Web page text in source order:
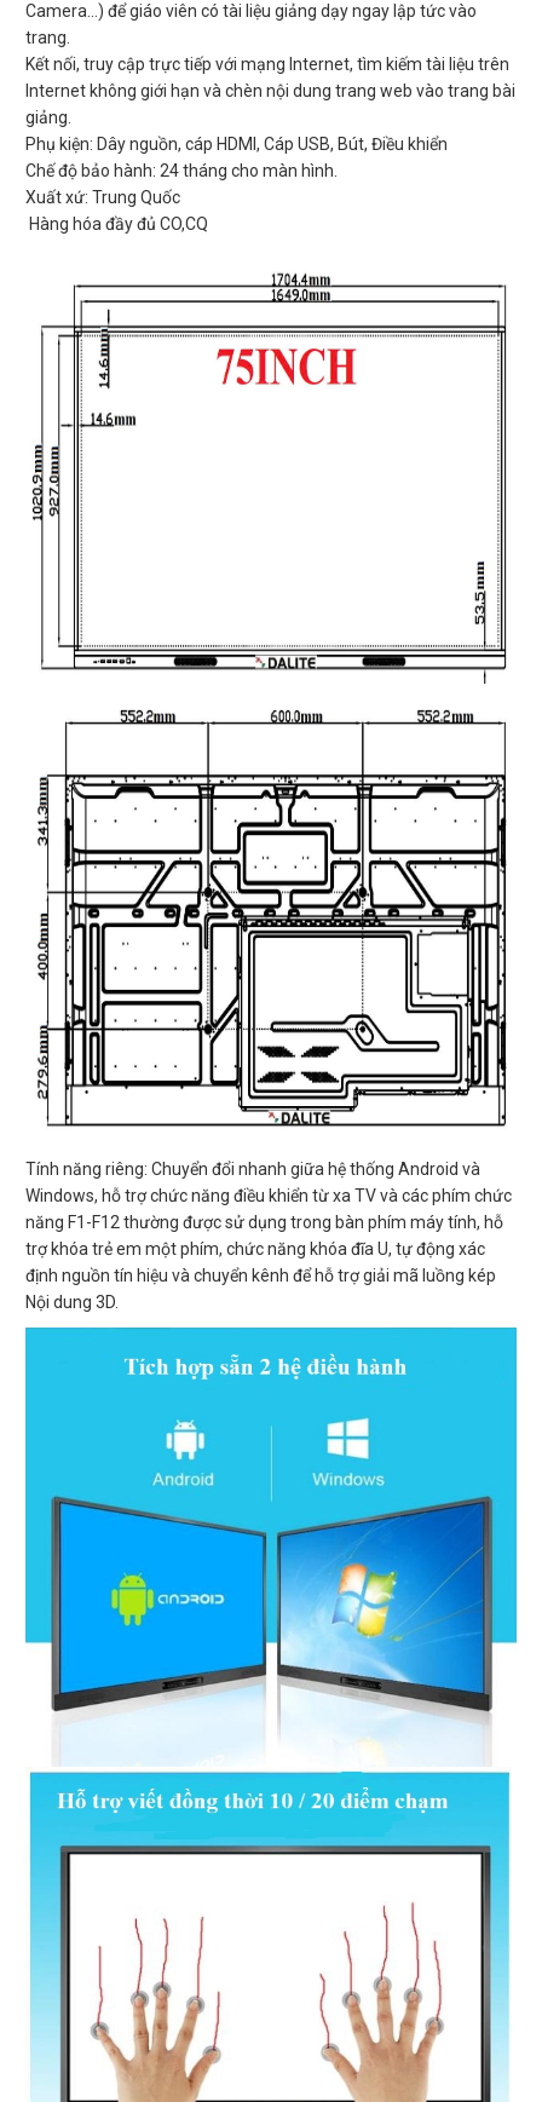
Camera...) để giáo viên có tài liệu giảng dạy ngay lập tức vào
trang.
Kết nối, truy cập trực tiếp với mạng Internet, tìm kiếm tài liệu trên
Internet không giới hạn và chèn nội dung trang web vào trang bài
giảng.
Phụ kiện: Dây nguồn, cáp HDMI, Cáp USB, Bút, Điều khiển
Chế độ bảo hành: 24 tháng cho màn hình.
Xuất xứ: Trung Quốc
Hàng hóa đầy đủ CO,CQ
Tính năng riêng: Chuyển đổi nhanh giữa hệ thống Android và
Windows, hỗ trợ chức năng điều khiển từ xa TV và các phím chức
năng F1-F12 thường được sử dụng trong bàn phím máy tính, hỗ
trợ khóa trẻ em một phím, chức năng khóa đĩa U, tự động xác
định nguồn tín hiệu và chuyển kênh để hỗ trợ giải mã luồng kép
Nội dung 3D.